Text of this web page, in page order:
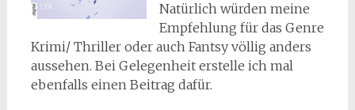
Natürlich würden meine
Empfehlung für das Genre
Krimi/ Thriller oder auch Fantsy völlig anders
aussehen. Bei Gelegenheit erstelle ich mal
ebenfalls einen Beitrag dafür.